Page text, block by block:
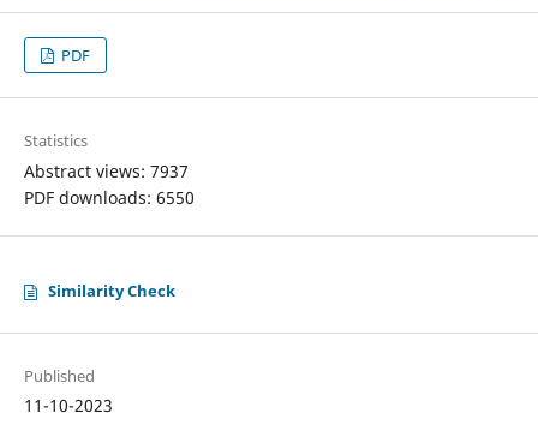
PDF
Statistics
Abstract views: 7937
PDF downloads: 6550
Similarity Check
Published
11-10-2023